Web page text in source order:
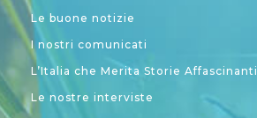
Le buone notizie
I nostri comunicati
L’Italia che Merita Storie Affascinanti
Le nostre interviste